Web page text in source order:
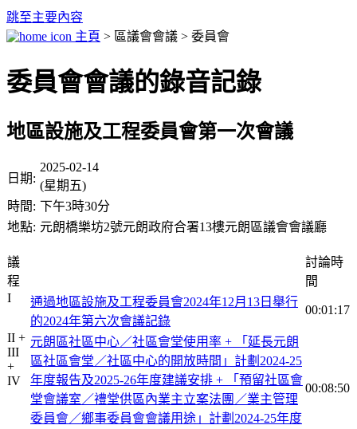
跳至主要內容
主頁 > 區議會會議 > 委員會
委員會會議的錄音記錄
地區設施及工程委員會第一次會議
日期:
2025-02-14
(星期五)
時間: 下午3時30分
地點: 元朗橋樂坊2號元朗政府合署13樓元朗區議會會議廳
議
程
討論時
間
I
通過地區設施及工程委員會2024年12月13日舉行
的2024年第六次會議記錄
00:01:17
II +
III
+
IV
元朗區社區中心／社區會堂使用率 + 「延長元朗
區社區會堂／社區中心的開放時間」計劃2024-25
年度報告及2025-26年度建議安排 + 「預留社區會
堂會議室／禮堂供區內業主立案法團／業主管理
委員會／鄉事委員會會議用途」計劃2024-25年度
00:08:50